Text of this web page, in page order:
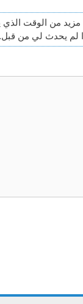
من الوقت
لم يحدث لي من قبل.